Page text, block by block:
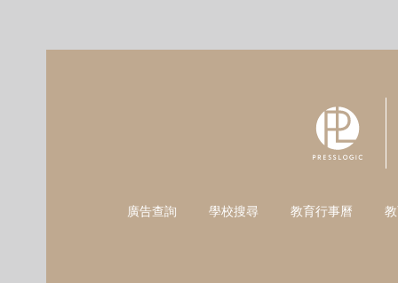
廣告查詢 學校搜尋 教育行事曆